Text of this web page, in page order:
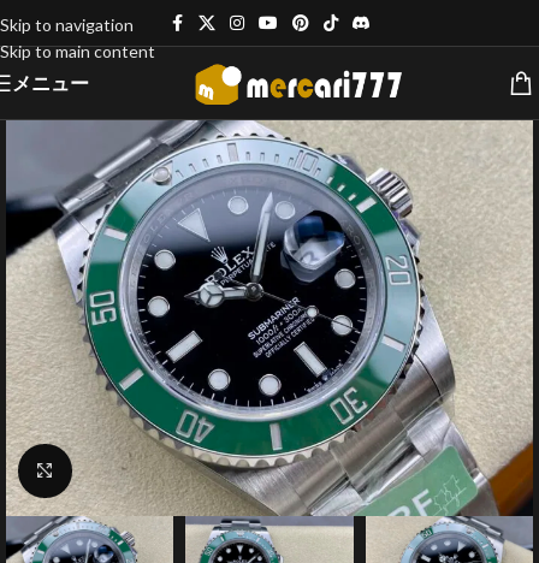
Skip to navigation
Skip to main content
メニュー
クリックで拡大